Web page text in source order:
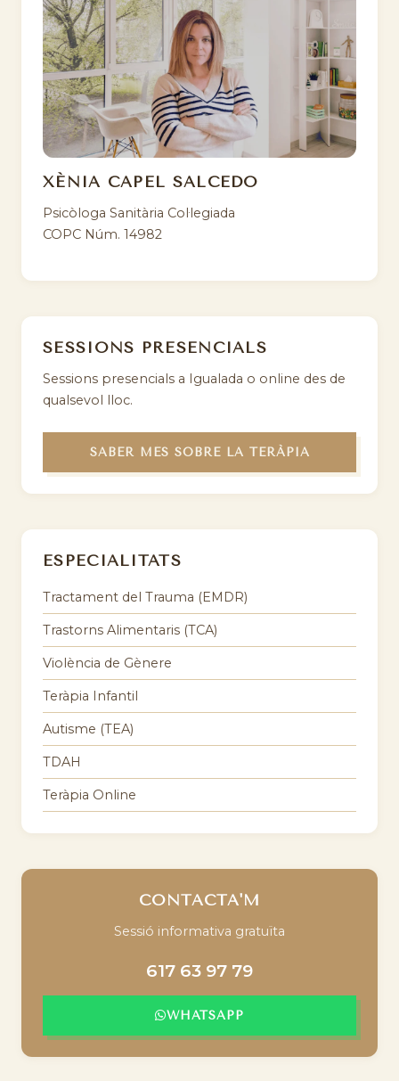
XÈNIA CAPEL SALCEDO
Psicòloga Sanitària Col·legiada
COPC Núm. 14982
SESSIONS PRESENCIALS
Sessions presencials a Igualada o online des de
qualsevol lloc.
SABER MÉS SOBRE LA TERÀPIA
ESPECIALITATS
Tractament del Trauma (EMDR)
Trastorns Alimentaris (TCA)
Violència de Gènere
Teràpia Infantil
Autisme (TEA)
TDAH
Teràpia Online
CONTACTA'M
Sessió informativa gratuïta
617 63 97 79
WHATSAPP